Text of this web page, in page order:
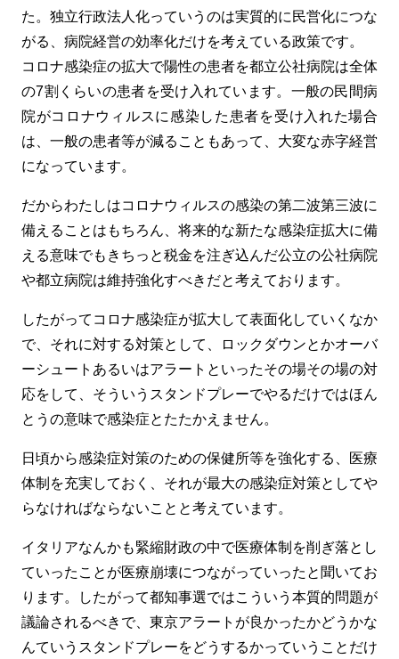
た。独立行政法人化っていうのは実質的に民営化につな
がる、病院経営の効率化だけを考えている政策です。
コロナ感染症の拡大で陽性の患者を都立公社病院は全体
の7割くらいの患者を受け入れています。一般の民間病
院がコロナウィルスに感染した患者を受け入れた場合
は、一般の患者等が減ることもあって、大変な赤字経営
になっています。
だからわたしはコロナウィルスの感染の第二波第三波に
備えることはもちろん、将来的な新たな感染症拡大に備
える意味でもきちっと税金を注ぎ込んだ公立の公社病院
や都立病院は維持強化すべきだと考えております。
したがってコロナ感染症が拡大して表面化していくなか
で、それに対する対策として、ロックダウンとかオーバ
ーシュートあるいはアラートといったその場その場の対
応をして、そういうスタンドプレーでやるだけではほん
とうの意味で感染症とたたかえません。
日頃から感染症対策のための保健所等を強化する、医療
体制を充実しておく、それが最大の感染症対策としてや
らなければならないことと考えています。
イタリアなんかも緊縮財政の中で医療体制を削ぎ落とし
ていったことが医療崩壊につながっていったと聞いてお
ります。したがって都知事選ではこういう本質的問題が
議論されるべきで、東京アラートが良かったかどうかな
んていうスタンドプレーをどうするかっていうことだけ